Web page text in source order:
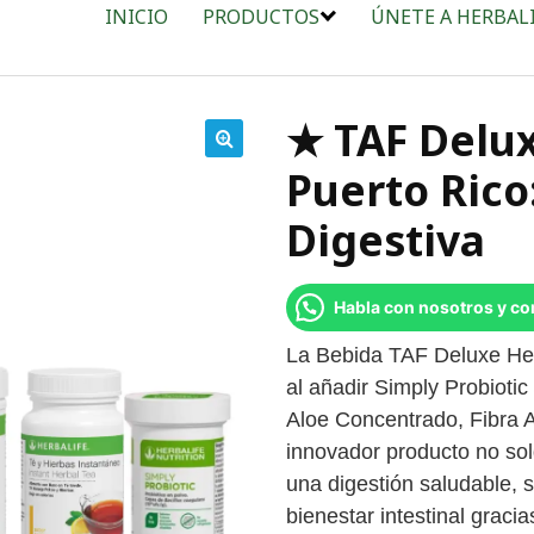
INICIO PRODUCTOS ÚNETE A
★ TAF
Puerto
Digestiva
Habla con nosotros y
La Bebida TAF Deluxe
al añadir Simply
Aloe Concentrado, Fibra
innovador producto no
una digestión saludable,
bienestar intestinal